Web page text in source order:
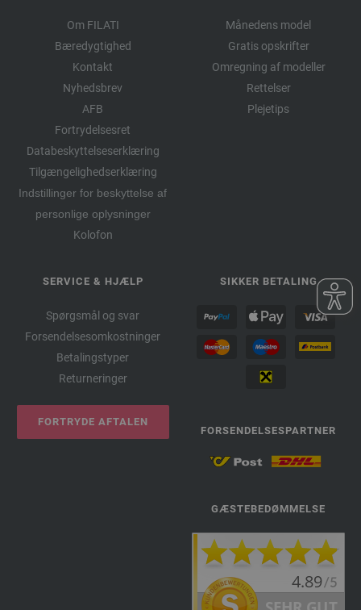
Om FILATI
Bæredygtighed
Kontakt
Nyhedsbrev
AFB
Fortrydelsesret
Databeskyttelseserklæring
Tilgængelighedserklæring
Indstillinger for beskyttelse af
personlige oplysninger
Kolofon
Månedens model
Gratis opskrifter
Omregning af modeller
Rettelser
Plejetips
SERVICE & HJÆLP
Spørgsmål og svar
Forsendelsesomkostninger
Betalingstyper
Returneringer
FORTRYDE AFTALEN
SIKKER BETALING
FORSENDELSESPARTNER
GÆSTEBEDØMMELSE